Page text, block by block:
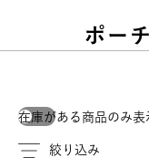
ポー
在庫がある商品のみ表
絞り込み